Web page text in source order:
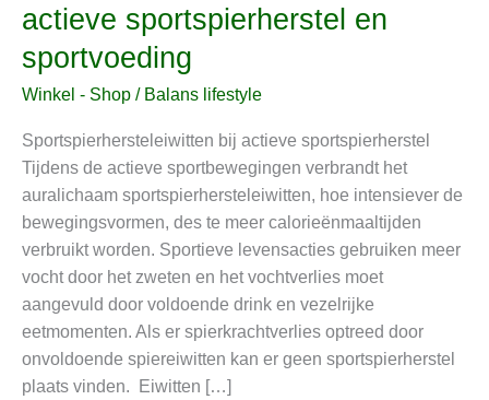
actieve sportspierherstel en
sportvoeding
Winkel - Shop / Balans lifestyle
Sportspierhersteleiwitten bij actieve sportspierherstel
Tijdens de actieve sportbewegingen verbrandt het
auralichaam sportspierhersteleiwitten, hoe intensiever de
bewegingsvormen, des te meer calorieënmaaltijden
verbruikt worden. Sportieve levensacties gebruiken meer
vocht door het zweten en het vochtverlies moet
aangevuld door voldoende drink en vezelrijke
eetmomenten. Als er spierkrachtverlies optreed door
onvoldoende spiereiwitten kan er geen sportspierherstel
plaats vinden. Eiwitten […]
sportspierhersteleiwitten
bij
actieve
en
sportvoeding